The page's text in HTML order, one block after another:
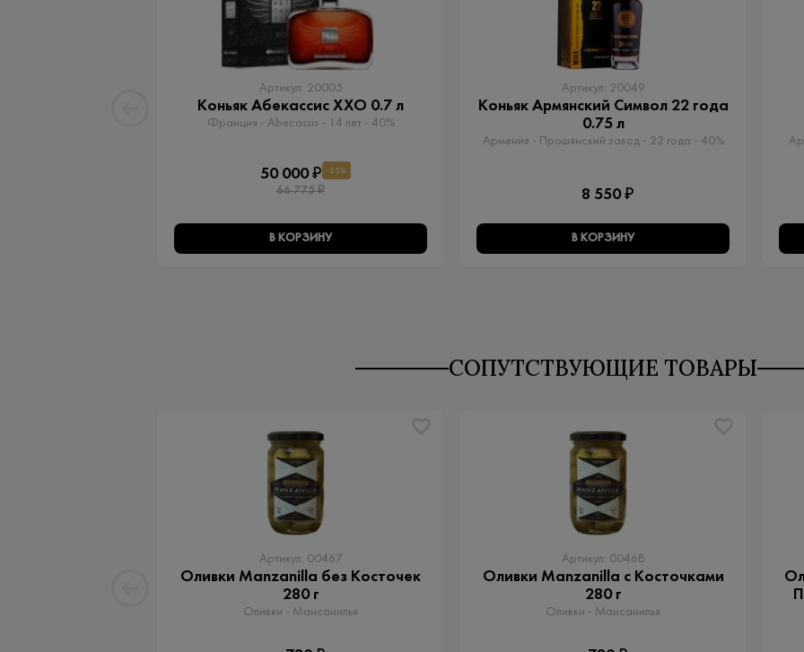
Артикул: 20005
Коньяк Абекассис XXO 0.7 л
Франция - Abecassis - 14 лет - 40%
50 000 ₽ -25%
66 775 ₽
В КОРЗИНУ
Артикул: 20049
Коньяк Армянский Символ 22 года
0.75 л
Армения - Прошянский завод - 22 года - 40%
8 550 ₽
В КОРЗИНУ
СОПУТСТВУЮЩИЕ ТОВАРЫ
Артикул: 00467
Оливки Manzanilla без Косточек
280 г
Оливки - Мансанилья
Артикул: 00468
Оливки Manzanilla с Косточками
280 г
Оливки - Мансанилья